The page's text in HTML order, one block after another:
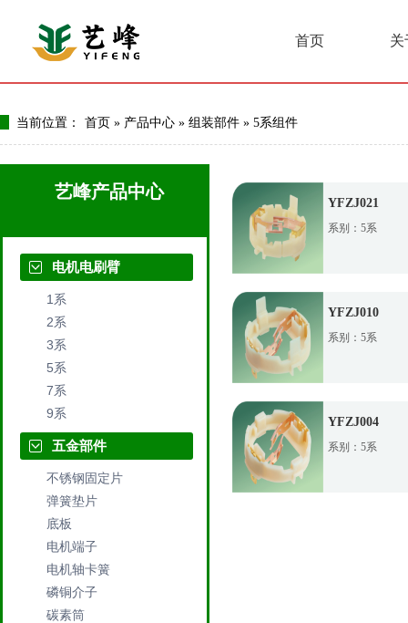
首页 关
当前位置： 首页 » 产品中心 » 组装部件 » 5系组件
YFZJ021
系别：5系
YFZJ010
系别：5系
YFZJ004
系别：5系
艺峰产品中心
电机电刷臂
1系
2系
3系
5系
7系
9系
五金部件
不锈钢固定片
弹簧垫片
底板
电机端子
电机轴卡簧
磷铜介子
碳素筒